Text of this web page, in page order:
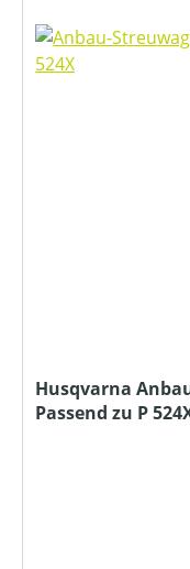
Husqvarna
Passend zu P